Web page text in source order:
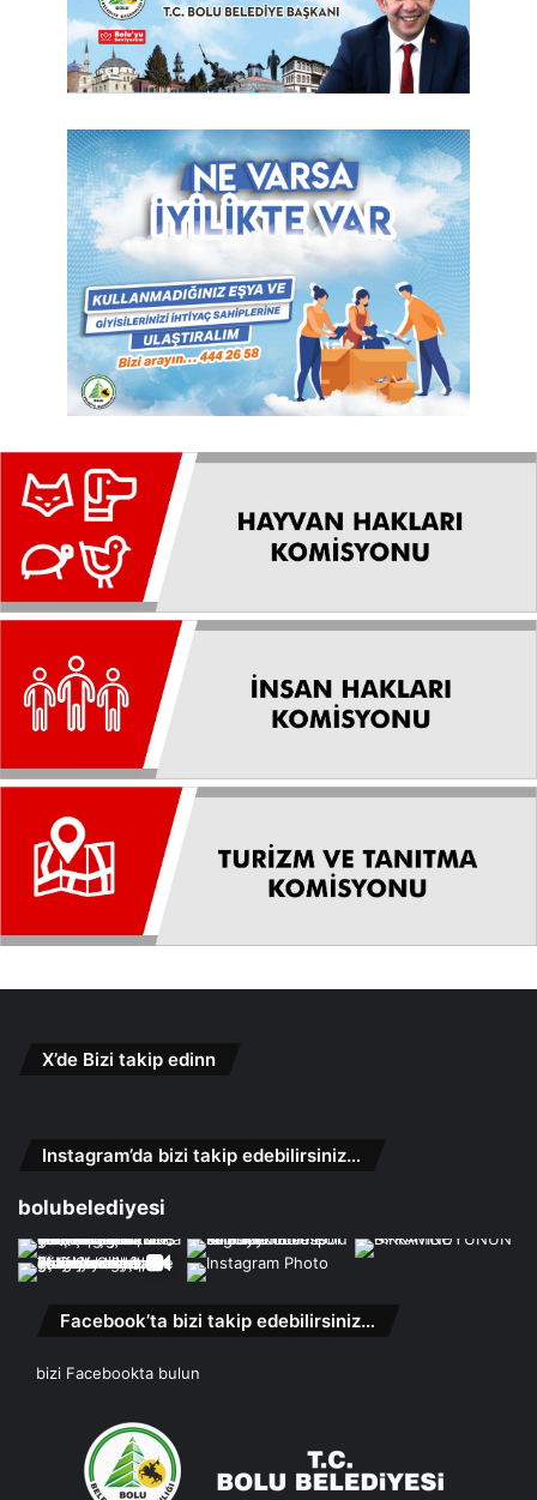
X’de Bizi takip edinn
Instagram’da bizi takip edebilirsiniz…
bolubelediyesi
Facebook’ta bizi takip edebilirsiniz…
bizi Facebookta bulun